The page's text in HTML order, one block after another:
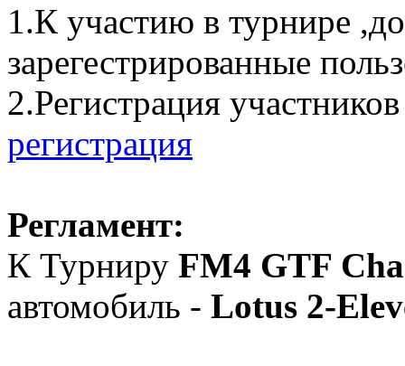
1.К участию в турнире
зарегестрированные
2.Регистрация
регистрация
Регламент:
К Турниру FM4 GTF
автомобиль - Lotus 2-